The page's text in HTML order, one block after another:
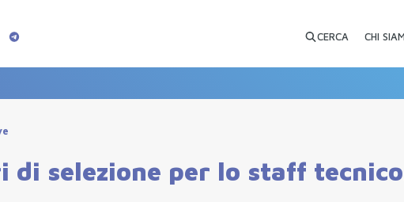
CERCA CHI
di selezione per lo staff